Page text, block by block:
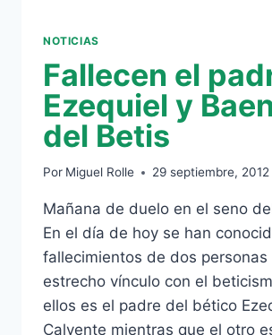
NOTICIAS
Fallecen el
Ezequiel y
del Betis
Por Miguel Rolle 29 septiembre, 2012
Mañana de duelo en el seno
En el día de hoy se han
fallecimientos de dos personas
estrecho vínculo con el
ellos es el padre del bético
Calvente mientras que el otro